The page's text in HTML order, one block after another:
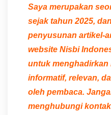
Saya merupakan
sejak tahun 2025,
penyusunan artikel-
website Nisbi
untuk
informatif, relevan,
oleh pembaca.
menghubungi